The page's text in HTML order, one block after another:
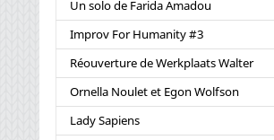
Un solo de Farida Amadou
Improv For Humanity #3
Réouverture de Werkplaats Walter
Ornella Noulet et Egon Wolfson
Lady Sapiens